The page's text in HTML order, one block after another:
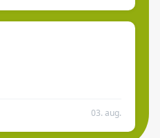
03. aug.